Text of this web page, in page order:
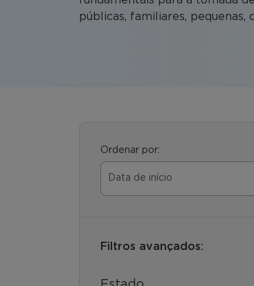
públicas, familiares, pequenas,
Ordenar por:
Filtros avançados: